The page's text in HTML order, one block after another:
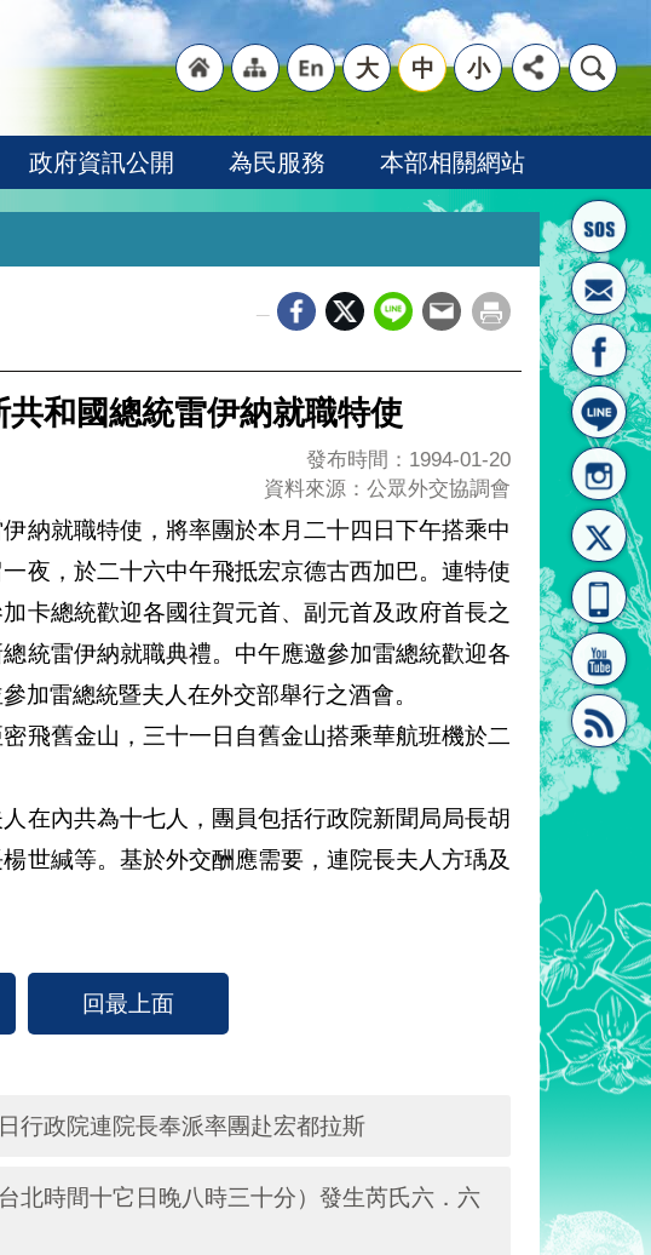
首頁
[連
"網
站導
覽
"英
文語
系"
大 中 小
政府資訊公開 為民服務 本部相關網站
和國總統雷伊納就職特使
發布時間：1994-01-20
資料來源：公眾外交協調會
納就職特使，將率團於本月二十四日下午搭乘中
夜，於二十六中午飛抵宏京德古西加巴。連特使
卡總統歡迎各國往賀元首、副元首及政府首長之
統雷伊納就職典禮。中午應邀參加雷總統歡迎各
加雷總統暨夫人在外交部舉行之酒會。
舊金山，三十一日自舊金山搭乘華航班機於二
內共為十七人，團員包括行政院新聞局局長胡
世緘等。基於外交酬應需要，連院長夫人方瑀及
回最上面
行政院連院長奉派率團赴宏都拉斯
北時間十它日晚八時三十分）發生芮氏六．六